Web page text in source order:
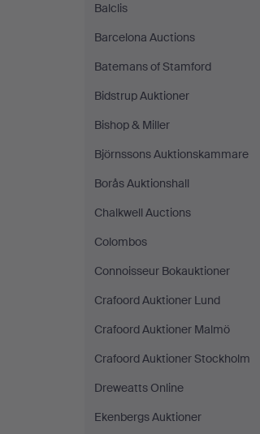
Balclis
Barcelona Auctions
Batemans of Stamford
Bidstrup Auktioner
Bishop & Miller
Björnssons Auktionskammare
Borås Auktionshall
Chalkwell Auctions
Colombos
Connoisseur Bokauktioner
Crafoord Auktioner Lund
Crafoord Auktioner Malmö
Crafoord Auktioner Stockholm
Dreweatts Online
Ekenbergs Auktioner